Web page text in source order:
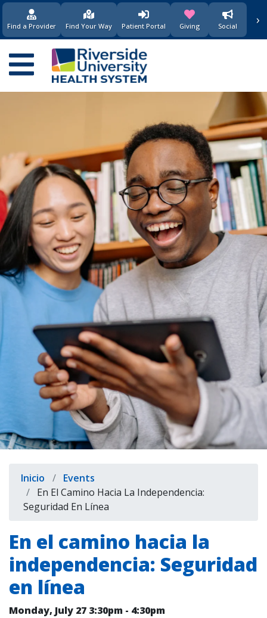
Find a Provider Find Your Way Patient Portal(opens in new window)
Giving(opens in new
Social ›
Main
navigation
Sobrescribir
enlaces
de
ayuda
a
la
navegación
Inicio
Events
En El Camino Hacia La Independencia:
Seguridad En Línea
En el camino hacia la
independencia: Seguridad
en línea
Monday, July 27 3:30pm - 4:30pm